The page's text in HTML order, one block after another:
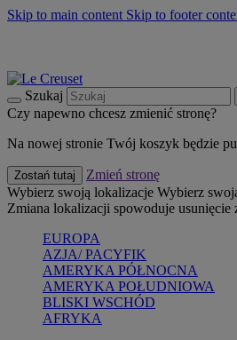
Skip to main content Skip to footer
Szukaj
Czy napewno chcesz zmienić stronę?
Na nowej stronie Twój koszyk będzie
Zostań tutaj
Zmień stronę
Wybierz swoją lokalizacje Wybierz
Zmiana lokalizacji spowoduje
EUROPA
AZJA/ PACYFIK
AMERYKA PÓŁNOCNA
AMERYKA POŁUDNIOWA
BLISKI WSCHÓD
AFRYKA